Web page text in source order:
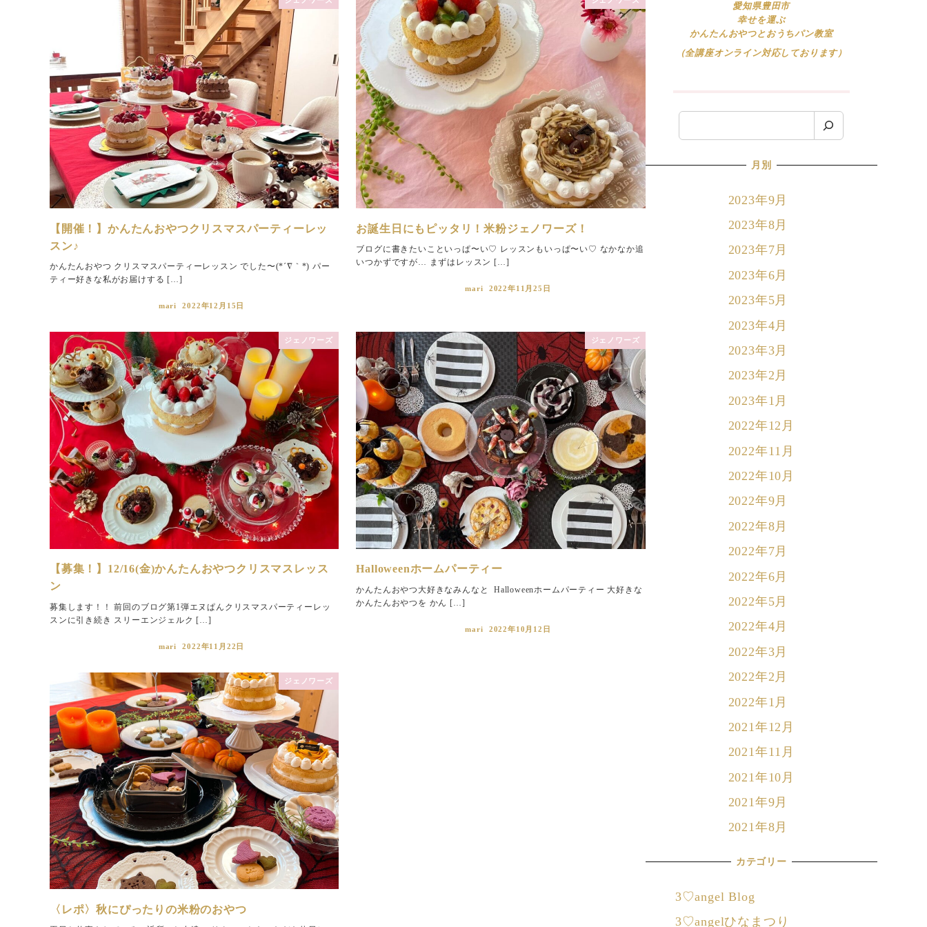
【開催！】かんたんおやつクリスマスパーティーレッ
スン♪
かんたんおやつ クリスマスパーティーレッスン でした〜(*´∇｀*) パー
ティー好きな私がお届けする […]
mari 2022年12月15日
お誕生日にもピッタリ！米粉ジェノワーズ！
ブログに書きたいこといっぱ〜い♡ レッスンもいっぱ〜い♡ なかなか追
いつかずですが… まずはレッスン […]
mari 2022年11月25日
ジェノワーズ
【募集！】12/16(金)かんたんおやつクリスマスレッス
ン
募集します！！ 前回のブログ第1弾エヌぱんクリスマスパーティーレッ
スンに引き続き スリーエンジェルク […]
mari 2022年11月22日
ジェノワーズ
Halloweenホームパーティー
かんたんおやつ大好きなみんなと Halloweenホームパーティー 大好きな
かんたんおやつを かん […]
mari 2022年10月12日
ジェノワーズ
〈レポ〉秋にぴったりの米粉のおやつ
愛知県豊田市
幸せを運ぶ
かんたんおやつとおうちパン教室
（全講座オンライン対応しております）
索
月別
2023年9月
2023年8月
2023年7月
2023年6月
2023年5月
2023年4月
2023年3月
2023年2月
2023年1月
2022年12月
2022年11月
2022年10月
2022年9月
2022年8月
2022年7月
2022年6月
2022年5月
2022年4月
2022年3月
2022年2月
2022年1月
2021年12月
2021年11月
2021年10月
2021年9月
2021年8月
カテゴリー
3♡angel Blog
3♡angelひなまつり